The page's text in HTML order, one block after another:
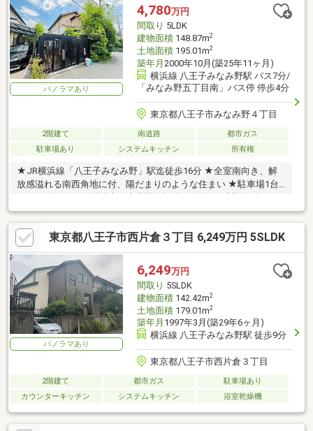
パノラマあり
4,780万円
間取り 5LDK
建物面積148.87m2
土地面積195.01m2
築年月 2000年10月(築25年11ヶ月)
横浜線 八王子みなみ野駅 バス7分/
「みなみ野五丁目南」バス停 停歩4分
東京都八王子市みなみ野４丁目
2階建て 南道路
都市ガス
駐車場あり
システムキッチン 所有権
★JR横浜線「八王子みなみ野」駅迄徒歩16分 ★全室南向き、解
放感溢れる南西角地に付、陽だまりのような住まい ★駐車場1台
可！リビングは15帖以上の大空間を提供、自然との対話を楽し
む、庭とテラスの魅力
東京都八王子市西片倉３丁目 6,249万円 5SLDK
パノラマあり
6,249万円
間取り 5SLDK
建物面積142.42m2
土地面積179.01m2
築年月 1997年3月(築29年6ヶ月)
横浜線 八王子みなみ野駅 徒歩9分
東京都八王子市西片倉３丁目
2階建て 都市ガス
駐車場あり
カウンターキッチン
システムキッチン 浴室乾燥機